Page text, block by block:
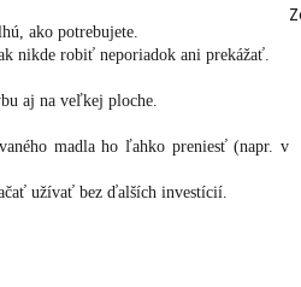
ako potrebujete.
nikde robiť neporiadok ani prekážať.
aj na veľkej ploche.
madla ho ľahko preniesť (napr. v
užívať bez ďalších investícií.